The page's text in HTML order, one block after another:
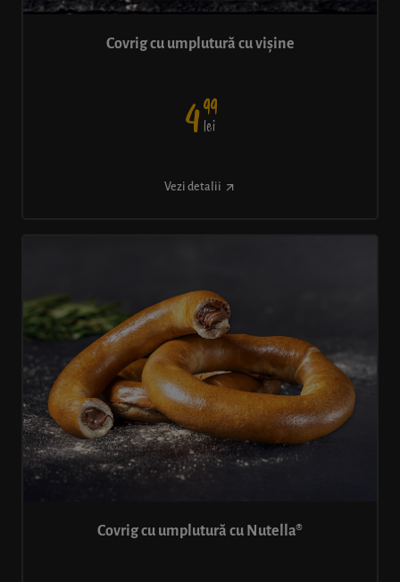
Covrig cu umplutură cu vișine
499
lei
Vezi detalii
Covrig cu umplutură cu Nutella®